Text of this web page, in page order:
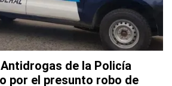
de la Policía
por el presunto robo de